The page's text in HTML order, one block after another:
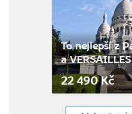
To nejlepší z
a VERSAILLES
22 490 Kč